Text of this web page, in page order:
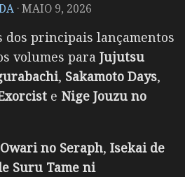
·MAIO 9, 2026
dos principais lançamentos
volumes para Jujutsu
, Sakamoto Days,
e Nige Jouzu no
Owari no Seraph, Isekai de
Suru Tame ni